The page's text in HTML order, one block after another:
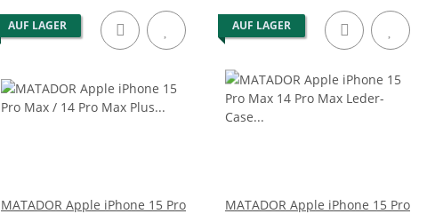
AUF LAGER
MATADOR Apple iPhone 15 Pro
AUF LAGER
MATADOR Apple iPhone 15 Pro